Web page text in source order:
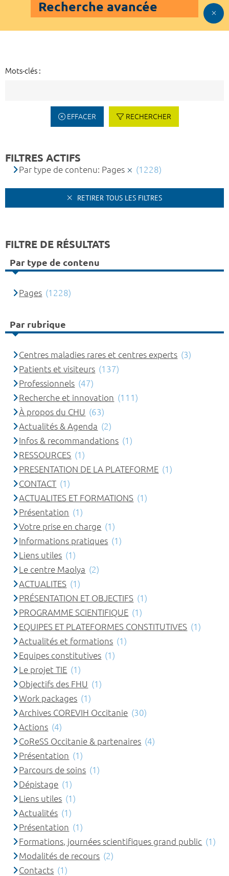
Recherche avancée
Mots-clés :
EFFACER RECHERCHER
FILTRES ACTIFS
Par type de contenu: Pages (1228)
RETIRER TOUS LES FILTRES
FILTRE DE RÉSULTATS
Par type de contenu
Pages (1228)
Par rubrique
Centres maladies rares et centres experts (3)
Patients et visiteurs (137)
Professionnels (47)
Recherche et innovation (111)
À propos du CHU (63)
Actualités & Agenda (2)
Infos & recommandations (1)
RESSOURCES (1)
PRESENTATION DE LA PLATEFORME (1)
CONTACT (1)
ACTUALITES ET FORMATIONS (1)
Présentation (1)
Votre prise en charge (1)
Informations pratiques (1)
Liens utiles (1)
Le centre Maolya (2)
ACTUALITES (1)
PRÉSENTATION ET OBJECTIFS (1)
PROGRAMME SCIENTIFIQUE (1)
EQUIPES ET PLATEFORMES CONSTITUTIVES (1)
Actualités et formations (1)
Equipes constitutives (1)
Le projet TIE (1)
Objectifs des FHU (1)
Work packages (1)
Archives COREVIH Occitanie (30)
Actions (4)
CoReSS Occitanie & partenaires (4)
Présentation (1)
Parcours de soins (1)
Dépistage (1)
Liens utiles (1)
Actualités (1)
Présentation (1)
Formations, journées scientifiques grand public (1)
Modalités de recours (2)
Contacts (1)